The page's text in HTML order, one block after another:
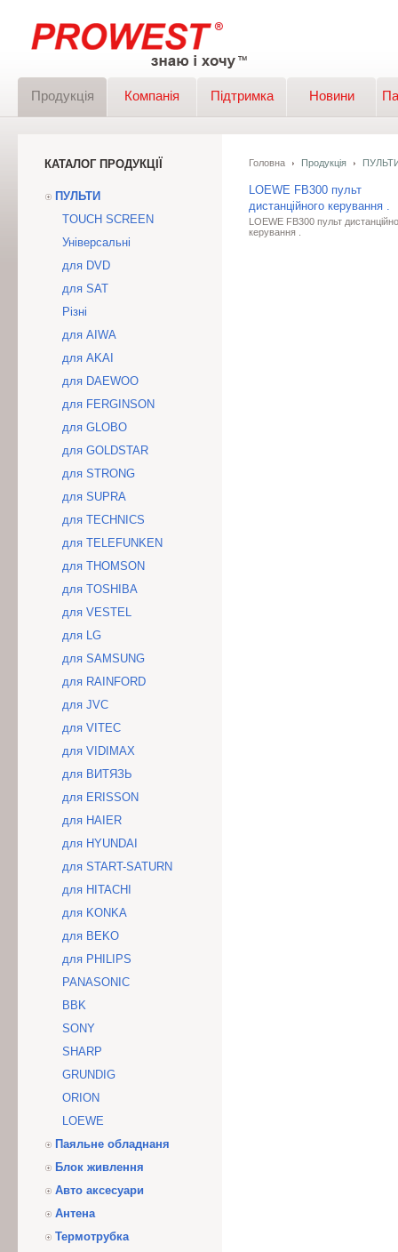
Продукція Компанія Підтримка Новини
КАТАЛОГ ПРОДУКЦІЇ
ПУЛЬТИ
TOUCH SCREEN
Універсальні
для DVD
для SAT
Різні
для AIWA
для AKAI
для DAEWOO
для FERGINSON
для GLOBO
для GOLDSTAR
для STRONG
для SUPRA
для TECHNICS
для TELEFUNKEN
для THOMSON
для TOSHIBA
для VESTEL
для LG
для SAMSUNG
для RAINFORD
для JVC
для VITEC
для VIDIMAX
для ВИТЯЗЬ
для ERISSON
для HAIER
для HYUNDAI
для START-SATURN
для HITACHI
для KONKA
для BEKO
для PHILIPS
PANASONIC
BBK
SONY
SHARP
GRUNDIG
ORION
LOEWE
Паяльне обладнаня
Блок живлення
Авто аксесуари
Антена
Термотрубка
Головна Продукція
LOEWE FB300 пульт
дистанційного керування .
LOEWE FB300 пульт
керування .